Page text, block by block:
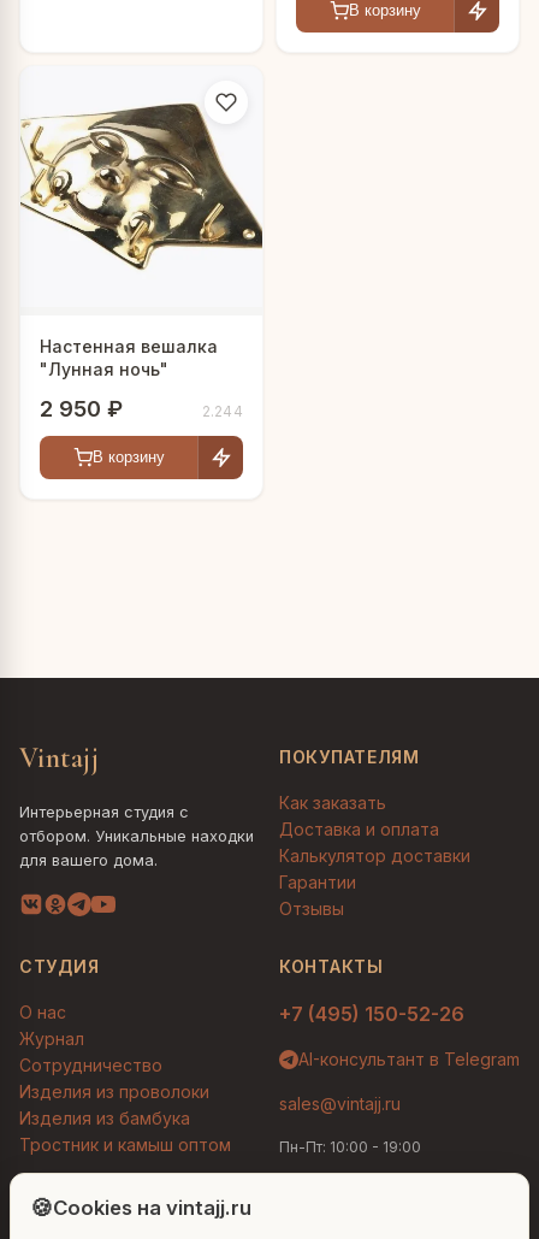
В корзину
Настенная вешалка
"Лунная ночь"
2 950 ₽ 2.244
В корзину
Vintajj
Интерьерная студия с
отбором. Уникальные находки
для вашего дома.
ПОКУПАТЕЛЯМ
Как заказать
Доставка и оплата
Калькулятор доставки
Гарантии
Отзывы
СТУДИЯ
О нас
Журнал
Сотрудничество
Изделия из проволоки
Изделия из бамбука
Тростник и камыш оптом
КОНТАКТЫ
+7 (495) 150-52-26
AI-консультант в Telegram
sales@vintajj.ru
Пн-Пт: 10:00 - 19:00
🍪Cookies на vintajj.ru
Людмила